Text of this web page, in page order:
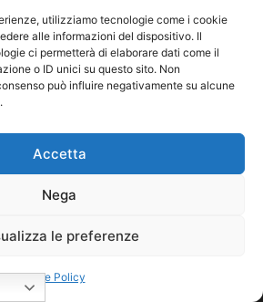
utilizziamo tecnologie come i cookie
alle informazioni del dispositivo. Il
ci permetterà di elaborare dati come il
o ID unici su questo sito. Non
può influire negativamente su alcune
Accetta
Nega
le preferenze
Cookie Policy